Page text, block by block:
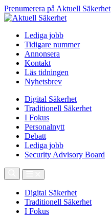
Prenumerera på Aktuell Säkerhet
Lediga jobb
Tidigare nummer
Annonsera
Kontakt
Läs tidningen
Nyhetsbrev
Digital Säkerhet
Traditionell Säkerhet
I Fokus
Personalnytt
Debatt
Lediga jobb
Security Advisory Board
Digital Säkerhet
Traditionell Säkerhet
I Fokus